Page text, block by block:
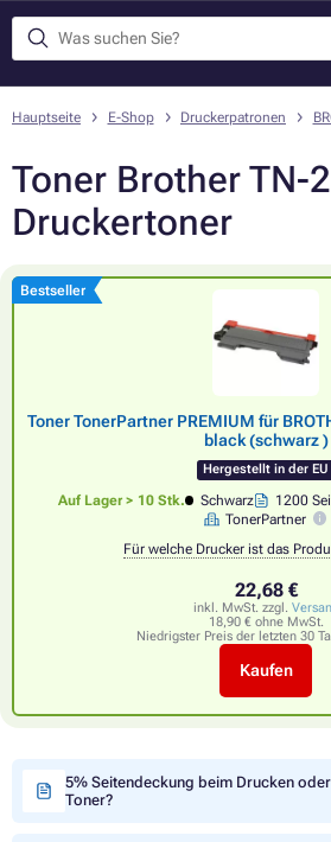
Hauptseite E-Shop Druckerpatronen
Toner Brother TN-
Druckertoner
Bestseller
Toner TonerPartner PREMIUM für
black (schwarz )
Hergestellt in der EU
Auf Lager > 10 Stk. Schwarz 1200
TonerPartner
Für welche Drucker ist das
22,68 €
inkl. MwSt. zzgl.
18,90 € ohne MwSt.
Niedrigster Preis der letzten 30
Kaufen
5% Seitendeckung beim Drucken
Toner?